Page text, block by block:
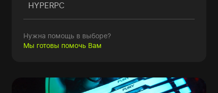
HYPERPC
Нужна помощь в выборе?
Мы готовы помочь Вам